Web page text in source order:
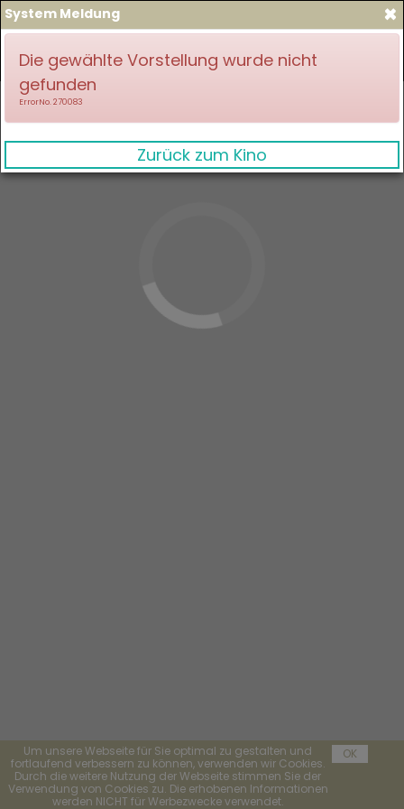
Um unsere Webseite für Sie optimal zu gestalten und
fortlaufend verbessern zu können, verwenden wir Cookies.
Durch die weitere Nutzung der Webseite stimmen Sie der
Verwendung von Cookies zu. Die erhobenen Informationen
werden NICHT für Werbezwecke verwendet.
OK
×
System Meldung
Die gewählte Vorstellung wurde nicht
gefunden
ErrorNo. 270083
Zurück zum Kino